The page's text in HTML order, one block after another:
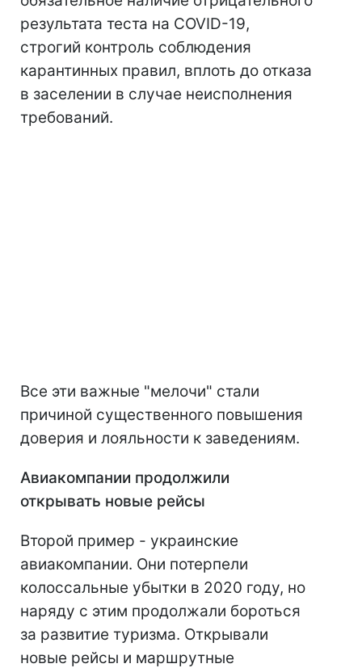
результата теста на COVID-19,
строгий контроль соблюдения
карантинных правил, вплоть до отказа
в заселении в случае неисполнения
требований.
Все эти важные "мелочи" стали
причиной существенного повышения
доверия и лояльности к заведениям.
Авиакомпании продолжили
открывать новые рейсы
Второй пример - украинские
авиакомпании. Они потерпели
колоссальные убытки в 2020 году, но
наряду с этим продолжали бороться
за развитие туризма. Открывали
новые рейсы и маршрутные